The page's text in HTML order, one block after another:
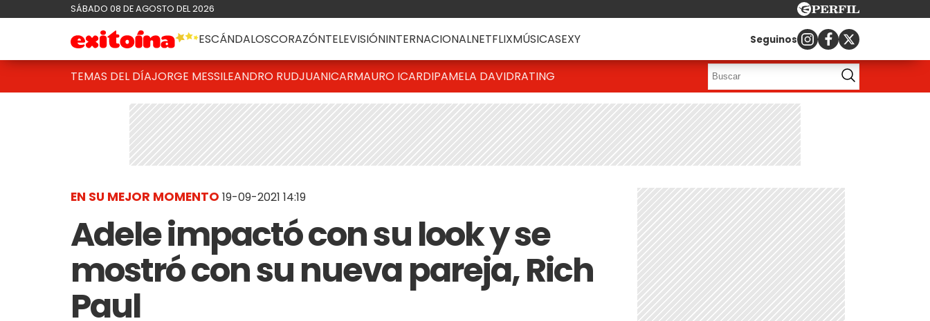
SÁBADO 08 DE AGOSTO DEL 2026
ESCÁNDALOSCORAZÓNTELEVISIÓNINTERNACIONALNETFLIXMÚSICASEXY Seguinos
TEMAS DEL DÍAJORGE MESSILEANDRO RUDJUANICARMAURO ICARDIPAMELA DAVIDRATING
EN SU MEJOR MOMENTO 19-09-2021 14:19
Adele impactó con su look y se
mostró con su nueva pareja, Rich
Paul